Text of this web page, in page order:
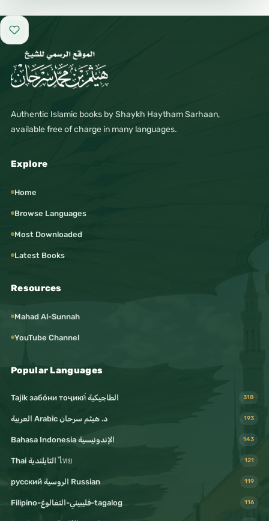
Add to favorites
Authentic Islamic books by Shaykh Haytham Sarhaan,
available free of charge in many languages.
Explore
Home
Browse Languages
Most Downloaded
Latest Books
Resources
Mahad Al-Sunnah
YouTube Channel
Popular Languages
Tajik забо́ни тоҷикӣ́ الطاجيكية 318
د. هيثم سرحان Arabic العربية 193
Bahasa Indonesia الإندونيسية 143
Thai التايلندية ไทย 121
русский الروسية Russian 119
Filipino-فليبيني-التغالوغ-tagalog 116